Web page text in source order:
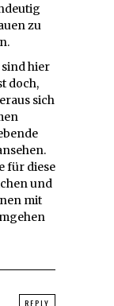
zu
hier
doch,
sich
für diese
und
mit
REPLY